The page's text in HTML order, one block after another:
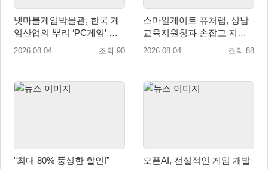
넷마블게임박물관, 한국 게
임산업의 뿌리 ‘PC게임’ 상
설전시로 재조명
2026.08.04 조회 90
스마일게이트 퓨처랩, 성남
교육지원청과 손잡고 지역
협력 학생교육 프로그램 개
2026.08.04 조회 88
“최대 80% 풍성한 할인!”
오픈AI, 전설적인 게임 개발